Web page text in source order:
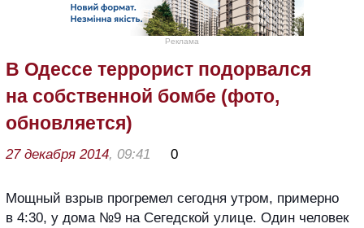
Реклама
В Одессе террорист подорвался
на собственной бомбе (фото,
обновляется)
27 декабря 2014, 09:41 0
Мощный взрыв прогремел сегодня утром, примерно
в 4:30, у дома №9 на Сегедской улице. Один человек